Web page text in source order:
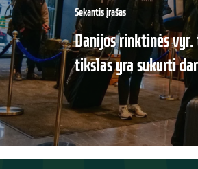
Sekantis įrašas
Danijos rinktinės
tikslas yra sukurti